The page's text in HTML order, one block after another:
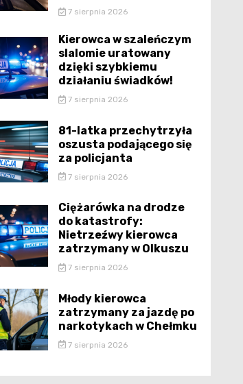
7 sierpnia 2026
Kierowca w szaleńczym
slalomie uratowany
dzięki szybkiemu
działaniu świadków!
7 sierpnia 2026
81-latka przechytrzyła
oszusta podającego się
za policjanta
7 sierpnia 2026
Ciężarówka na drodze
do katastrofy:
Nietrzeźwy kierowca
zatrzymany w Olkuszu
7 sierpnia 2026
Młody kierowca
zatrzymany za jazdę po
narkotykach w Chełmku
7 sierpnia 2026